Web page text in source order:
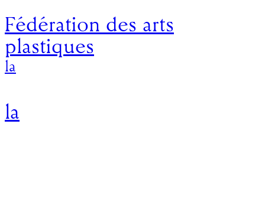
Fédération des arts
plastiques
la
la